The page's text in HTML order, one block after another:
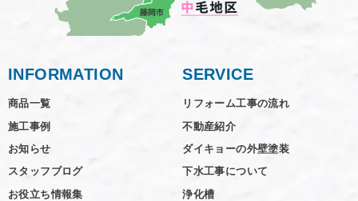
INFORMATION
商品一覧
施工事例
お知らせ
スタッフブログ
お役立ち情報集
SERVICE
リフォーム工事の流れ
不動産紹介
ダイキョーの外壁塗装
下水工事について
浄化槽